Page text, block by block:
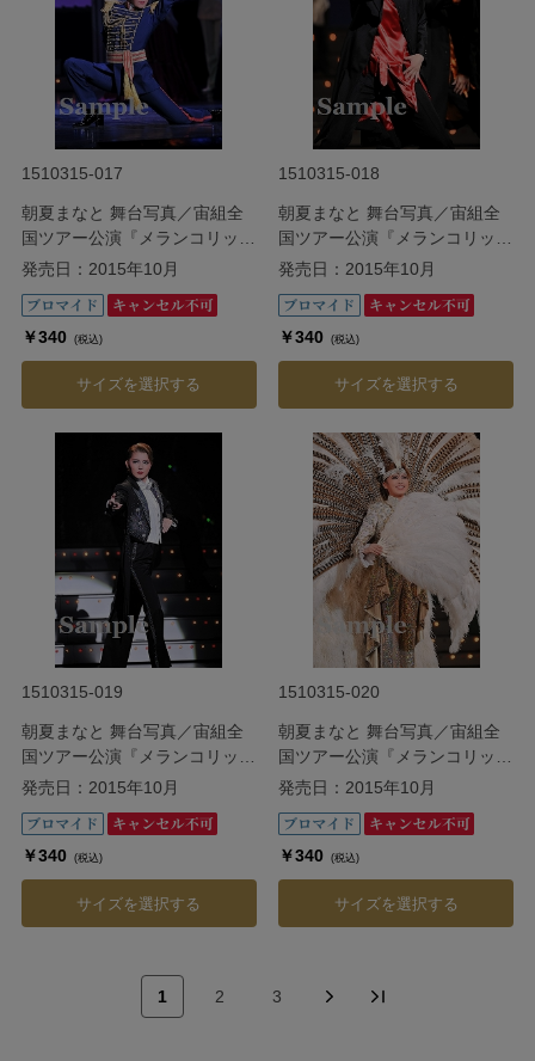
1510315-017
朝夏まなと 舞台写真／宙組全
国ツアー公演『メランコリッ
ク・ジゴロ』『シトラスの風
発売日：2015年10月
￥340 (税込)
サイズを選択する
1510315-018
朝夏まなと 舞台写真／宙組全
国ツアー公演『メランコリッ
ク・ジゴロ』『シトラスの風
発売日：2015年10月
￥340 (税込)
サイズを選択する
1510315-019
朝夏まなと 舞台写真／宙組全
国ツアー公演『メランコリッ
ク・ジゴロ』『シトラスの風
発売日：2015年10月
￥340 (税込)
サイズを選択する
1510315-020
朝夏まなと 舞台写真／宙組全
国ツアー公演『メランコリッ
ク・ジゴロ』『シトラスの風
発売日：2015年10月
￥340 (税込)
サイズを選択する
1 2 3